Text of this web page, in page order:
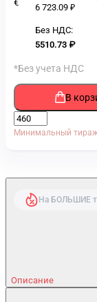
€
6 723.09 ₽
Без НДС:
5510.73 ₽
*Без учета НДС
В
Минимальный
На БОЛЬШИЕ
Описание